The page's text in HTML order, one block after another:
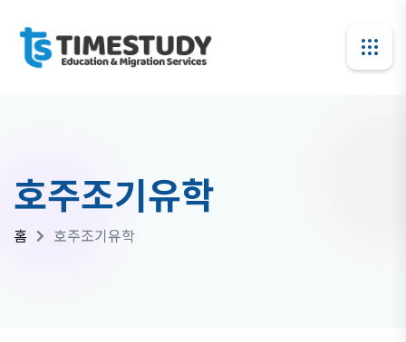
호주조기유학
홈 호주조기유학